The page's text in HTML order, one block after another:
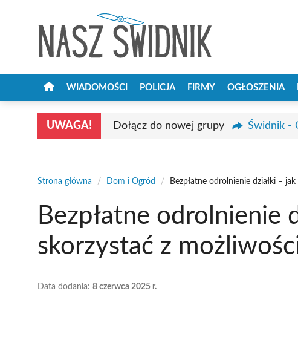
WIADOMOŚCI POLICJA FIRMY OGŁOSZENIA
UWAGA! Dołącz do nowej grupy Świdnik -
Strona główna / Dom i Ogród / Bezpłatne odrolnienie działki –
Bezpłatne odrolnienie
skorzystać z
Data dodania: 8 czerwca 2025 r.